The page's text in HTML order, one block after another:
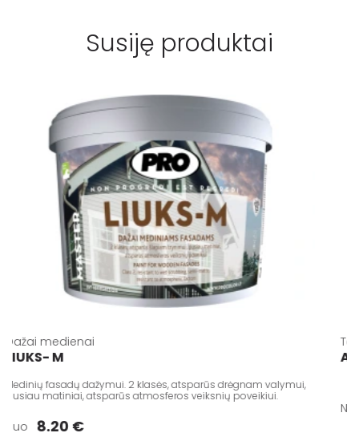
Susiję produktai
Dažai medienai
LIUKS- M
Medinių fasadų dažymui. 2 klasės, atsparūs drėgnam valymui,
pusiau matiniai, atsparūs atmosferos veiksnių poveikiui.
Nuo 8.20 €